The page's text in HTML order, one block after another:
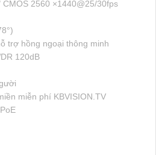
CMOS 2560 ×1440@25/30fps
trợ hồng ngoại thông minh
120dB
miễn phí KBVISION.TV